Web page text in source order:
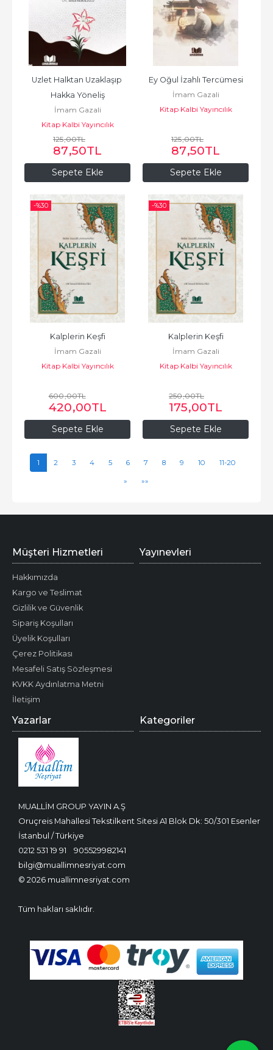
Sepete Ekle
Uzlet Halktan Uzaklaşıp
Hakka Yöneliş
İmam Gazali
Kitap Kalbi Yayıncılık
125,00TL
87,50TL
Sepete Ekle
Ey Oğul İzahlı Tercümesi
İmam Gazali
Kitap Kalbi Yayıncılık
125,00TL
87,50TL
-%30
Sepete Ekle
Kalplerin Keşfi
İmam Gazali
Kitap Kalbi Yayıncılık
600,00TL
420,00TL
-%30
Sepete Ekle
Kalplerin Keşfi
İmam Gazali
Kitap Kalbi Yayıncılık
250,00TL
175,00TL
1 2 3 4 5 6 7 8 9 10 11-20
» »»
MUALLİM GROUP YAYIN A.Ş
Oruçreis Mahallesi Tekstilkent Sitesi A1 Blok Dk: 50/301 Esenler
İstanbul / Türkiye
0212 531 19 91
905529982141
bilgi@muallimnesriyat.com
© 2026 muallimnesriyat.com
Tüm hakları saklıdır.
Müşteri Hizmetleri
Hakkımızda
Kargo ve Teslimat
Gizlilik ve Güvenlik
Sipariş Koşulları
Üyelik Koşulları
Çerez Politikası
Mesafeli Satış Sözleşmesi
KVKK Aydınlatma Metni
İletişim
Yayınevleri
Yazarlar Kategoriler